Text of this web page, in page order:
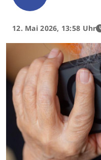
12. Mai 2026, 13:58 Uhr